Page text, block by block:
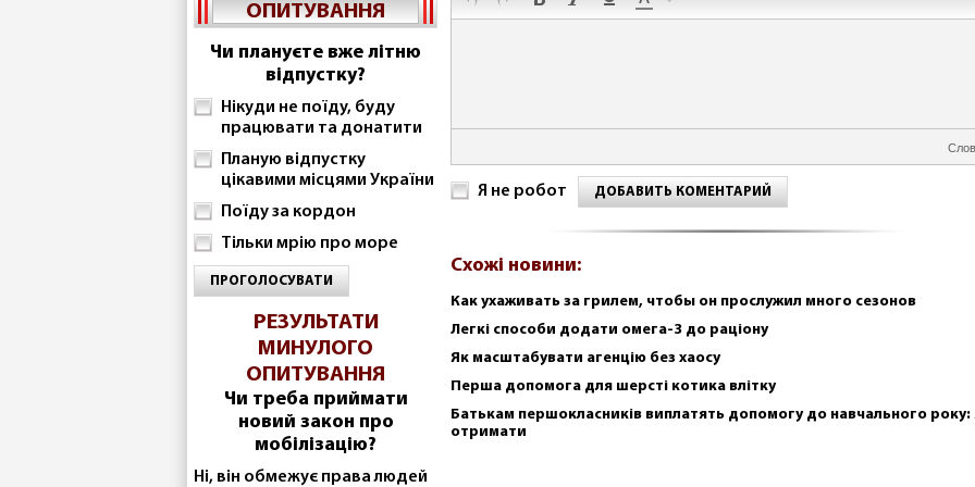
ОПИТУВАННЯ
Чи плануєте вже літню
відпустку?
Нікуди не поїду, буду
працювати та донатити
Планую відпустку
цікавими місцями України
Поїду за кордон
Тільки мрію про море
ПРОГОЛОСУВАТИ
РЕЗУЛЬТАТИ
МИНУЛОГО
ОПИТУВАННЯ
Чи треба приймати
новий закон про
мобілізацію?
Ні, він обмежує права людей
Я не робот ДОБАВИТЬ КОМЕНТАРИЙ
Схожі новини:
Как ухаживать за грилем, чтобы он прослужил много сезонов
Легкі способи додати омега-3 до раціону
Як масштабувати агенцію без хаосу
Перша допомога для шерсті котика влітку
Батькам першокласників виплатять допомогу до навчального року:
отримати